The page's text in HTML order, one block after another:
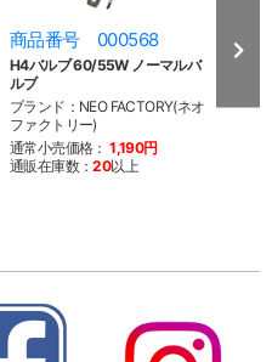
商品番号 000568
H4バルブ 60/55W ノーマルバ
ルブ
ブランド：NEO FACTORY(ネオ
ファクトリー)
通常小売価格： 1,190円
通販在庫数：20以上
商
ブラ